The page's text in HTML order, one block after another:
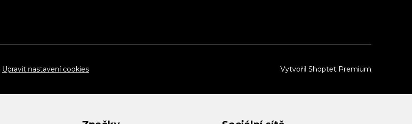
Vytvořil Shoptet Premium
Upravit nastavení cookies